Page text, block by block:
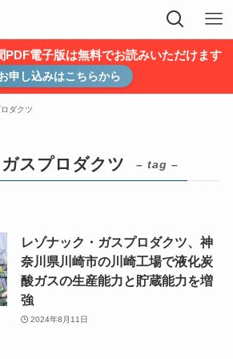
PDF電子版は無料でお読みいただけます
申し込みはこちらから
ダクツ
スプロダクツ – tag –
レゾナック・ガスプロダクツ、神
奈川県川崎市の川崎工場で液化炭
酸ガスの生産能力と貯蔵能力を増
強
2024年8月11日